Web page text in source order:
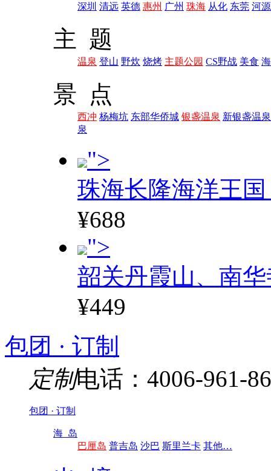
深圳 清远 英德 惠州 广州 珠海 从化 东莞 河源
主 题
温泉 登山 野炊 烧烤 主题公园 CS野战 美食
景 点
西冲 杨梅坑 东部华侨城 银盏温泉 新银盏温泉
泉
">
珠海长隆海洋王
¥688
">
韶关丹霞山、南
¥449
包团 · 订制
定制电话：4006-961-
包团 · 订制
海 岛
巴厘岛 普吉岛 沙巴 斯里兰卡 其他…